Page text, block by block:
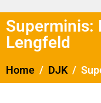
Superminis:
Lengfeld
Home DJK